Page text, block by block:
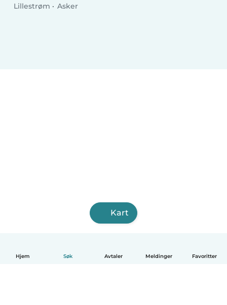
Hjem Søk Avtaler Meldinger Favoritter
Lillestrøm Asker
Kart